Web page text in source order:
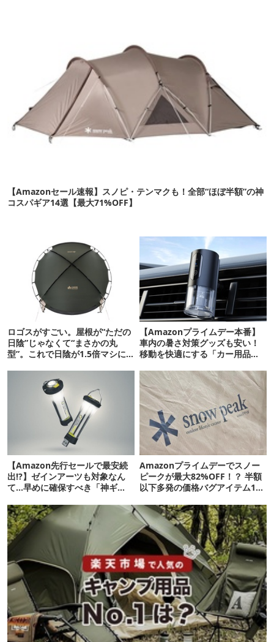
【Amazonセール速報】スノピ・テンマクも！全部“ほぼ半額”の神
コスパギア14選【最大71%OFF】
ロゴスがすごい。屋根が“ただの
日陰”じゃなくて“まさかの丸
型”。これで日陰が1.5倍マシに
【Amazonプライムデー本番】
車内の暑さ対策グッズも安い！
移動を快適にする「カー用品」
【Amazon先行セールで最安続
出!?】ゼインアーツも対象なん
て…早めに確保すべき「神ギ
Amazonプライムデーでスノー
ピークが最大82%OFF！？ 半額
以下多発の価格バグアイテム11